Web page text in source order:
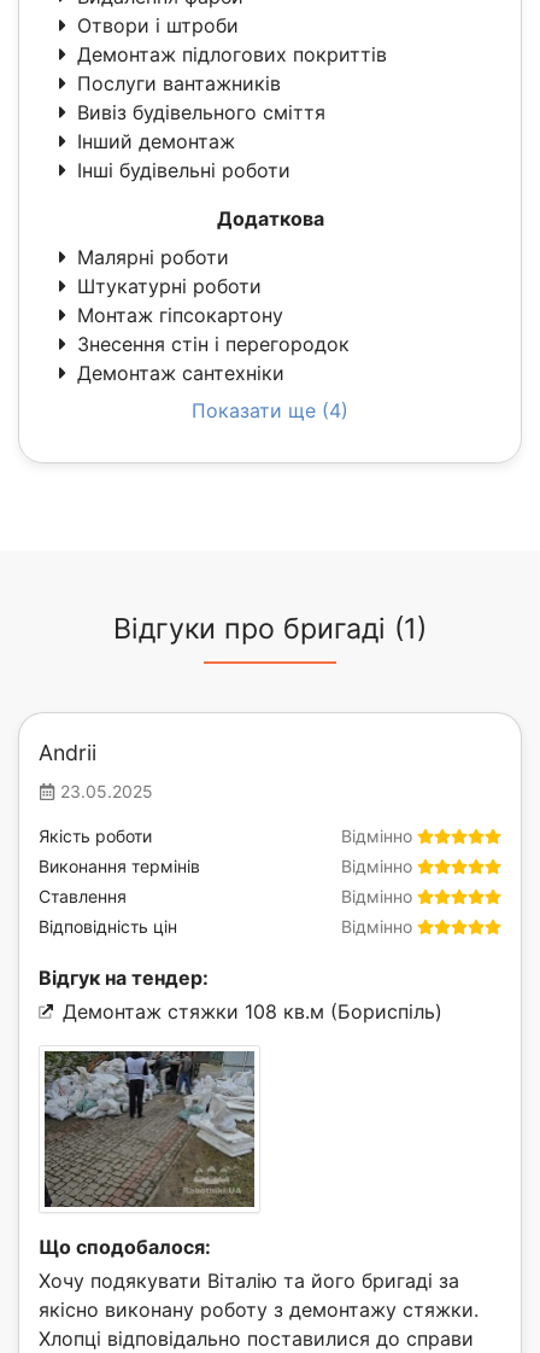
Отвори і штроби
Демонтаж підлогових покриттів
Послуги вантажників
Вивіз будівельного сміття
Інший демонтаж
Інші будівельні роботи
Додаткова
Малярні роботи
Штукатурні роботи
Монтаж гіпсокартону
Знесення стін і перегородок
Демонтаж сантехніки
Показати ще (4)
Відгуки про бригаді (1)
Andrii
23.05.2025
Відмінно
Якість роботи
Відмінно
Виконання термінів
Відмінно
Ставлення
Відмінно
Відповідність цін
Відгук на тендер:
Демонтаж стяжки 108 кв.м (Бориспіль)
Що сподобалося:
Хочу подякувати Віталію та його бригаді за
якісно виконану роботу з демонтажу стяжки.
Хлопці відповідально поставилися до справи